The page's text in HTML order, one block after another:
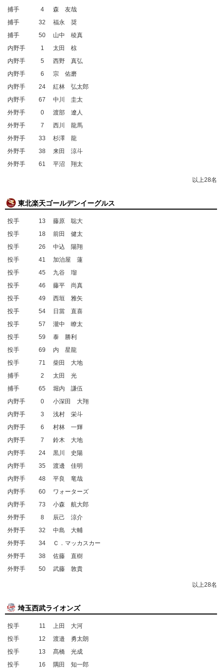
捕手 4
森 友哉
捕手
32
福永 奨
捕手
50
山中 稜真
内野手
1
太田 椋
内野手
5
西野 真弘
内野手
6
宗 佑磨
内野手
24
紅林 弘太郎
内野手
67
中川 圭太
外野手
0
渡部 遼人
外野手
7
西川 龍馬
外野手
33
杉澤 龍
外野手
38
来田 涼斗
外野手
61 平沼 翔太
以上28名
東北楽天ゴールデンイーグルス
投手 13
藤原 聡大
投手
18
前田 健太
投手
26
中込 陽翔
投手
41
加治屋 蓮
投手
45
九谷 瑠
投手
46
藤平 尚真
投手
49
西垣 雅矢
投手
54
日當 直喜
投手
57
瀧中 瞭太
投手
59
泰 勝利
投手
69
内 星龍
投手
71
柴田 大地
捕手
2
太田 光
捕手
65
堀内 謙伍
内野手
0
小深田 大翔
内野手
3
浅村 栄斗
内野手
6
村林 一輝
内野手
7
鈴木 大地
内野手
24
黒川 史陽
内野手
35
渡邊 佳明
内野手
48
平良 竜哉
内野手
60
ワォーターズ
内野手
73
小森 航大郎
外野手
8
辰己 涼介
外野手
32
中島 大輔
外野手
34
Ｃ．マッカスカー
外野手
38
佐藤 直樹
外野手
50 武藤 敦貴
以上28名
埼玉西武ライオンズ
投手 11
上田 大河
投手
12
渡邉 勇太朗
投手
13
髙橋 光成
投手
16
隅田 知一郎